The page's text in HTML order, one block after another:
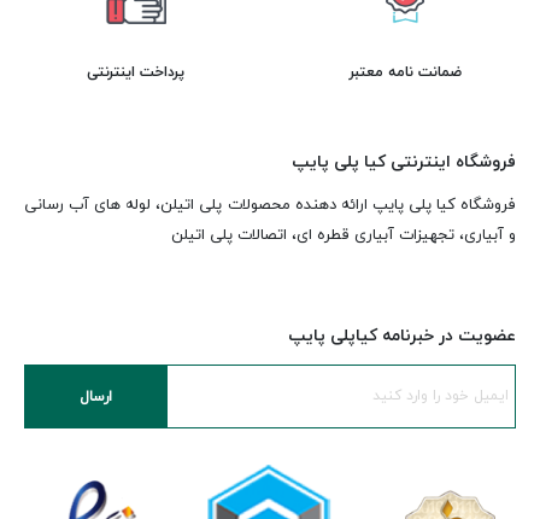
ضمانت نامه معتبر پرداخت اینترنتی
فروشگاه اینترنتی کیا پلی پایپ
فروشگاه کیا پلی پایپ ارائه دهنده محصولات پلی اتیلن، لوله های آب رسانی
و آبیاری، تجهیزات آبیاری قطره ای، اتصالات پلی اتیلن
عضویت در خبرنامه کیاپلی پایپ